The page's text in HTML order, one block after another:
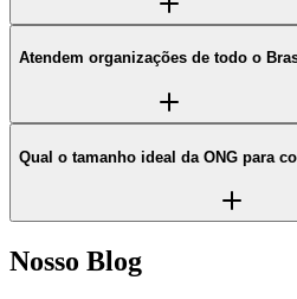
Atendem organizações de todo o
Qual o tamanho ideal da ONG para
Nosso Blog